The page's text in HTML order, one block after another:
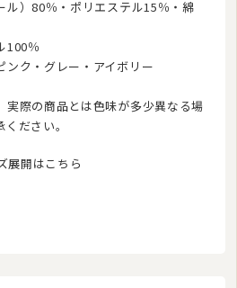
）80％・ポリエステル15％・綿
100％
ク・グレー・アイボリー
際の商品とは色味が多少異なる場
ださい。
開はこちら